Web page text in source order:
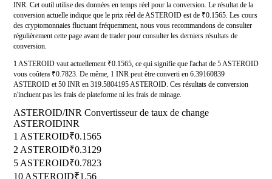
INR. Cet outil utilise des données en temps réel pour la conversion. Le résultat de la
conversion actuelle indique que le prix réel de ASTEROID est de ₹0.1565. Les cours
des cryptomonnaies fluctuant fréquemment, nous vous recommandons de consulter
régulièrement cette page avant de trader pour consulter les derniers résultats de
conversion.
1 ASTEROID vaut actuellement ₹0.1565, ce qui signifie que l'achat de 5 ASTEROID
vous coûtera ₹0.7823. De même, 1 INR peut être converti en 6.39160839
ASTEROID et 50 INR en 319.5804195 ASTEROID. Ces résultats de conversion
n'incluent pas les frais de plateforme ni les frais de minage.
ASTEROID/INR Convertisseur de taux de change
ASTEROIDINR
1 ASTEROID₹0.1565
2 ASTEROID₹0.3129
5 ASTEROID₹0.7823
10 ASTEROID₹1.56